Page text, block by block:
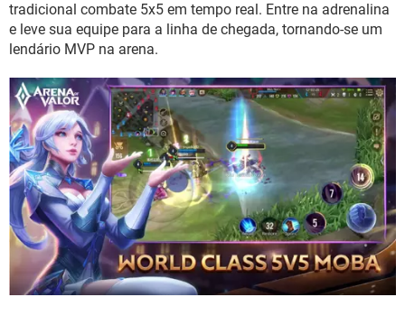
tradicional combate 5x5 em tempo real. Entre na adrenalina
e leve sua equipe para a linha de chegada, tornando-se um
lendário MVP na arena.